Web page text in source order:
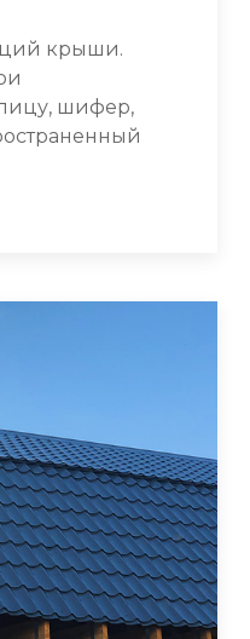
крыши.
шифер,